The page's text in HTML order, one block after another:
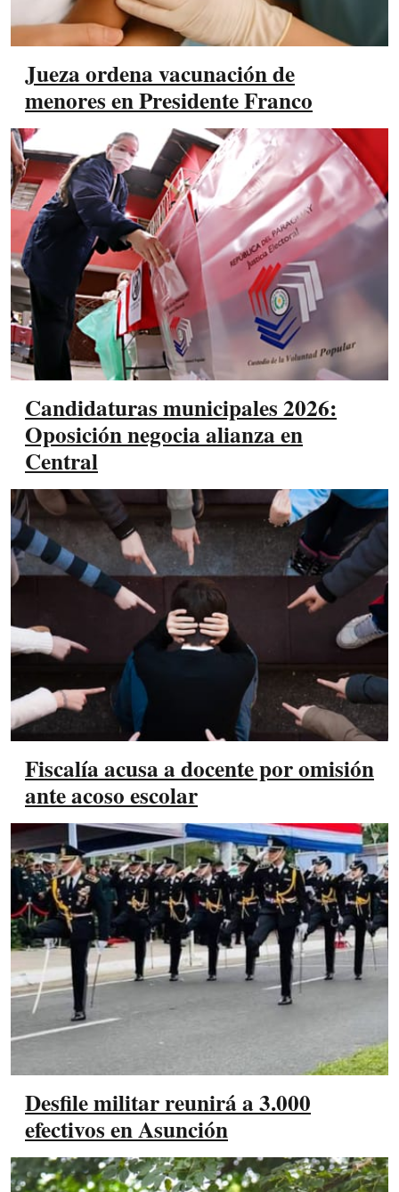
Jueza ordena vacunación de
menores en Presidente Franco
Candidaturas municipales 2026:
Oposición negocia alianza en
Central
Fiscalía acusa a docente por omisión
ante acoso escolar
Desfile militar reunirá a 3.000
efectivos en Asunción